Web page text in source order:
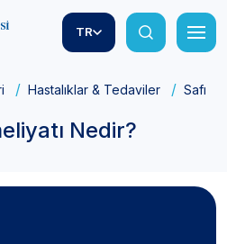
TR
Hastalıklar & Tedaviler Safra
Nedir?